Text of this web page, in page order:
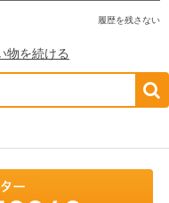
履歴を残さない
物を続ける